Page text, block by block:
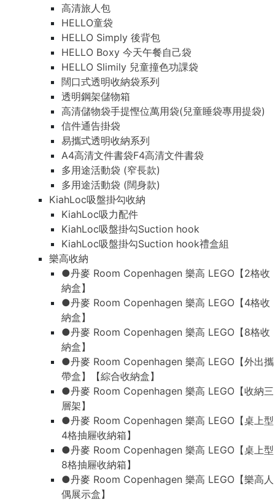
高清旅人包
HELLO童袋
HELLO Simply 後背包
HELLO Boxy 今天午餐自己袋
HELLO Slimily 兒童撞色功課袋
闊口式透明收納袋系列
透明鋼架儲物箱
高清儲物袋手提慳位萬用袋(兒童睡袋專用提袋)
信件通告掛袋
易攜式透明收納系列
A4高清文件書袋F4高清文件書袋
多用途活動袋 (窄長款)
多用途活動袋 (闊身款)
KiahLoc吸盤掛勾收納
KiahLoc吸力配件
KiahLoc吸盤掛勾Suction hook
KiahLoc吸盤掛勾Suction hook禮盒組
樂高收納
●丹麥 Room Copenhagen 樂高 LEGO【2格收
納盒】
●丹麥 Room Copenhagen 樂高 LEGO【4格收
納盒】
●丹麥 Room Copenhagen 樂高 LEGO【8格收
納盒】
●丹麥 Room Copenhagen 樂高 LEGO【外出攜
帶盒】【綜合收納盒】
●丹麥 Room Copenhagen 樂高 LEGO【收納三
層架】
●丹麥 Room Copenhagen 樂高 LEGO【桌上型
4格抽屜收納箱】
●丹麥 Room Copenhagen 樂高 LEGO【桌上型
8格抽屜收納箱】
●丹麥 Room Copenhagen 樂高 LEGO【樂高人
偶展示盒】